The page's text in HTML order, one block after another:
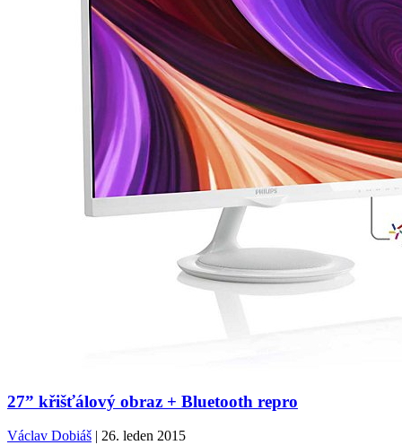
27” křišťálový obraz + Bluetooth repro
Václav Dobiáš | 26. leden 2015